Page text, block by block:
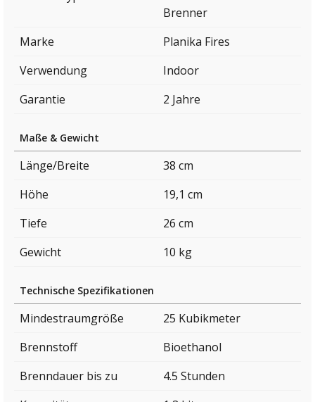
Brenner
Marke
Planika Fires
Verwendung
Indoor
Garantie
2 Jahre
Maße & Gewicht
Länge/Breite
38 cm
Höhe
19,1 cm
Tiefe
26 cm
Gewicht
10 kg
Technische Spezifikationen
Mindestraumgröße
25 Kubikmeter
Brennstoff
Bioethanol
Brenndauer bis zu
4.5 Stunden